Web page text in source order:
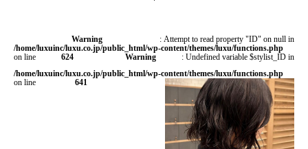
Warning
: Attempt to read property "ID" on null in
/home/luxuinc/luxu.co.jp/public_html/wp-content/themes/luxu/functions.php
on line
624 Warning
: Undefined variable $stylist_ID in
/home/luxuinc/luxu.co.jp/public_html/wp-content/themes/luxu/functions.php
on line
641